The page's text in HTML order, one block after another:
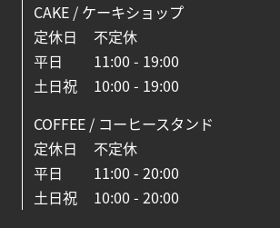
CAKE / ケーキショップ
定休日
不定休
平日
11:00 - 19:00
土日祝
10:00 - 19:00
COFFEE / コーヒースタンド
定休日
不定休
平日
11:00 - 20:00
土日祝
10:00 - 20:00